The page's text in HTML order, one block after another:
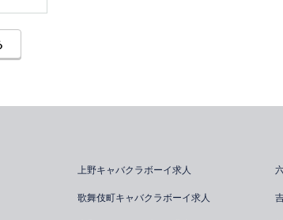
上野キャバクラボーイ求人
歌舞伎町キャバクラボーイ求人